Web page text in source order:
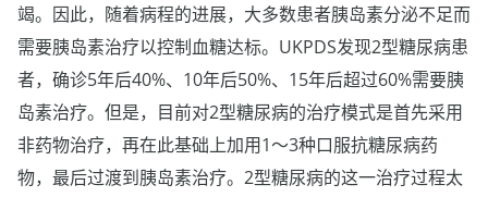
竭。因此，随着病程的进展，大多数患者胰岛素分泌不足而
需要胰岛素治疗以控制血糖达标。UKPDS发现2型糖尿病患
者，确诊5年后40%、10年后50%、15年后超过60%需要胰
岛素治疗。但是，目前对2型糖尿病的治疗模式是首先采用
非药物治疗，再在此基础上加用1～3种口服抗糖尿病药
物，最后过渡到胰岛素治疗。2型糖尿病的这一治疗过程太